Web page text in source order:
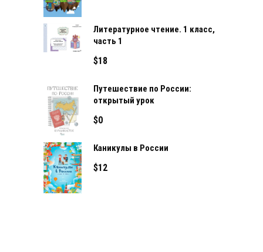
Литературное чтение. 1 класс,
часть 1
$18
Путешествие по России:
открытый урок
$0
Каникулы в России
$12